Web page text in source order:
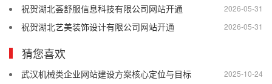
2026-05-31
祝贺湖北荟舒服信息科技有限公司网站开通
2026-05-31
祝贺湖北艺美装饰设计有限公司网站开通
猜您喜欢
2025-10-24
武汉机械类企业网站建设方案核心定位与目标